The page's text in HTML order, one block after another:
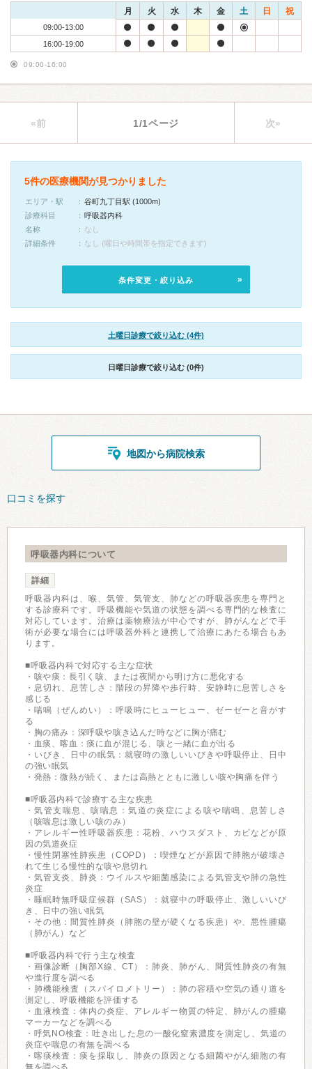
月 火 水 木 金 土 日 祝
09:00-13:00
16:00-19:00
09:00-16:00
«前 1/1ページ 次»
5件の医療機関が見つかりました
エリア・駅
谷町九丁目駅 (1000m)
診療科目
呼吸器内科
名称
なし
詳細条件
なし (曜日や時間帯を指定できます)
条件変更・絞り込み
土曜日診療で絞り込む (4件)
日曜日診療で絞り込む (0件)
地図から病院検索
口コミを探す
呼吸器内科について
詳細
呼吸器内科は、喉、気管、気管支、肺などの呼吸器疾患を専門と
する診療科です。呼吸機能や気道の状態を調べる専門的な検査に
対応しています。治療は薬物療法が中心ですが、肺がんなどで手
術が必要な場合には呼吸器外科と連携して治療にあたる場合もあ
ります。
■呼吸器内科で対応する主な症状
・咳や痰：長引く咳、または夜間から明け方に悪化する
・息切れ、息苦しさ：階段の昇降や歩行時、安静時に息苦しさを
感じる
・喘鳴（ぜんめい）：呼吸時にヒューヒュー、ゼーゼーと音がす
る
・胸の痛み：深呼吸や咳き込んだ時などに胸が痛む
・血痰、喀血：痰に血が混じる、咳と一緒に血が出る
・いびき、日中の眠気：就寝時の激しいいびきや呼吸停止、日中
の強い眠気
・発熱：微熱が続く、または高熱とともに激しい咳や胸痛を伴う
■呼吸器内科で診療する主な疾患
・気管支喘息、咳喘息：気道の炎症による咳や喘鳴、息苦しさ
（咳喘息は激しい咳のみ）
・アレルギー性呼吸器疾患：花粉、ハウスダスト、カビなどが原
因の気道炎症
・慢性閉塞性肺疾患（COPD）：喫煙などが原因で肺胞が破壊さ
れて生じる慢性的な咳や息切れ
・気管支炎、肺炎：ウイルスや細菌感染による気管支や肺の急性
炎症
・睡眠時無呼吸症候群（SAS）：就寝中の呼吸停止、激しいいび
き、日中の強い眠気
・その他：間質性肺炎（肺胞の壁が硬くなる疾患）や、悪性腫瘍
（肺がん）など
■呼吸器内科で行う主な検査
・画像診断（胸部X線、CT）：肺炎、肺がん、間質性肺炎の有無
や進行度を調べる
・肺機能検査（スパイロメトリー）：肺の容積や空気の通り道を
測定し、呼吸機能を評価する
・血液検査：体内の炎症、アレルギー物質の特定、肺がんの腫瘍
マーカーなどを調べる
・呼気NO検査：吐き出した息の一酸化窒素濃度を測定し、気道の
炎症や喘息の有無を調べる
・喀痰検査：痰を採取し、肺炎の原因となる細菌やがん細胞の有
無を調べる